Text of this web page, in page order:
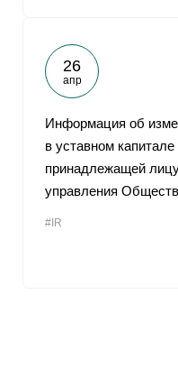
26
апр
Информация об
в уставном
принадлежащей
управления
#IR